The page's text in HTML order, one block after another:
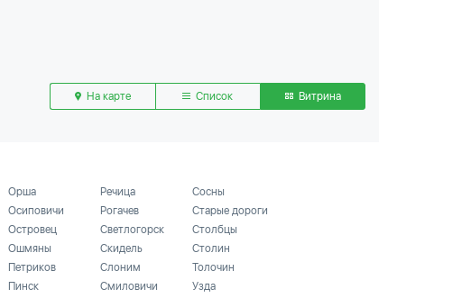
На карте Список Витрина
Орша
Осиповичи
Островец
Ошмяны
Петриков
Пинск
Речица
Рогачев
Светлогорск
Скидель
Слоним
Смиловичи
Сосны
Старые дороги
Столбцы
Столин
Толочин
Узда